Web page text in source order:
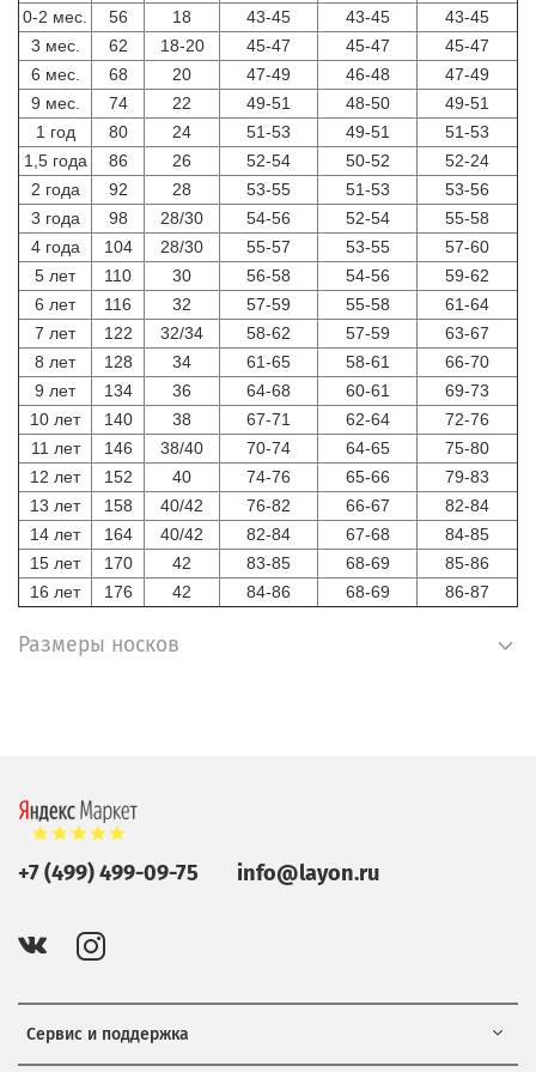
0-2 мес.
56 18 43-45 43-45
43-45
3 мес.
62 18-20 45-47 45-47
45-47
6 мес.
68 20 47-49 46-48
47-49
9 мес.
74 22 49-51 48-50
49-51
1 год
80 24 51-53 49-51
51-53
1,5 года
86 26 52-54 50-52
52-24
2 года
92 28 53-55 51-53
53-56
3 года
98 28/30 54-56 52-54
55-58
4 года
104 28/30 55-57 53-55
57-60
5 лет
110 30 56-58 54-56
59-62
6 лет
116 32 57-59 55-58
61-64
7 лет
122 32/34 58-62 57-59
63-67
8 лет
128 34 61-65 58-61
66-70
9 лет
134 36 64-68 60-61
69-73
10 лет
140 38 67-71 62-64
72-76
11 лет
146 38/40 70-74 64-65
75-80
12 лет
152 40 74-76 65-66
79-83
13 лет
158 40/42 76-82 66-67
82-84
14 лет
164 40/42 82-84 67-68
84-85
15 лет
170 42 83-85 68-69
85-86
16 лет
176 42 84-86 68-69 86-87
Размеры носков
Сервис и поддержка
+7 (499) 499-09-75 info@layon.ru